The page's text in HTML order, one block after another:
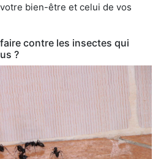
bien-être et celui de vos
contre les insectes qui
?